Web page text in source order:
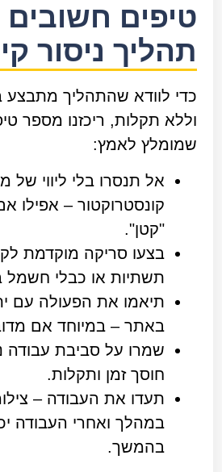
טיפים
תהליך ניסור
כדי לוודא שהתהליך מתבצע
וללא תקלות, ריכזנו מספר
שמומלץ לאמץ:
אל תנסרו בלי ליווי של
קונסטרוקטור – אפילו
"קטן".
בצעו סריקה מוקדמת
תשתיות או כבלי חשמל
תיאמו את הפעולה עם
באתר – במיוחד אם
שמרו על סביבת עבודה
חוסך זמן ותקלות.
תעדו את העבודה –
במהלך ואחרי העבודה
בהמשך.